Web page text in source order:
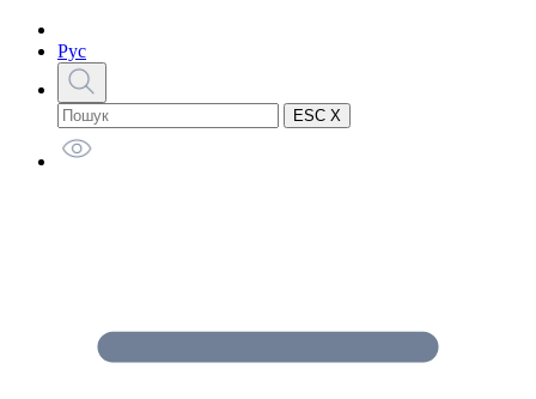
Рус
ESC X